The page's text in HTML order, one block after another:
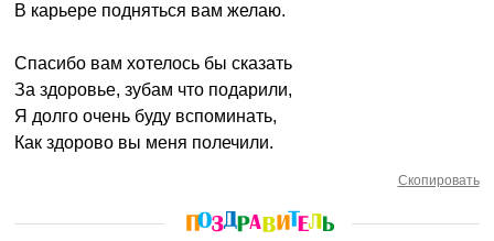
В карьере подняться вам желаю.
Спасибо вам хотелось бы сказать
За здоровье, зубам что подарили,
Я долго очень буду вспоминать,
Как здорово вы меня полечили.
Скопировать